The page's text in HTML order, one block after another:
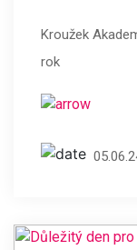
Kroužek
rok